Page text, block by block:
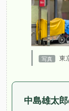
東
中島雄太